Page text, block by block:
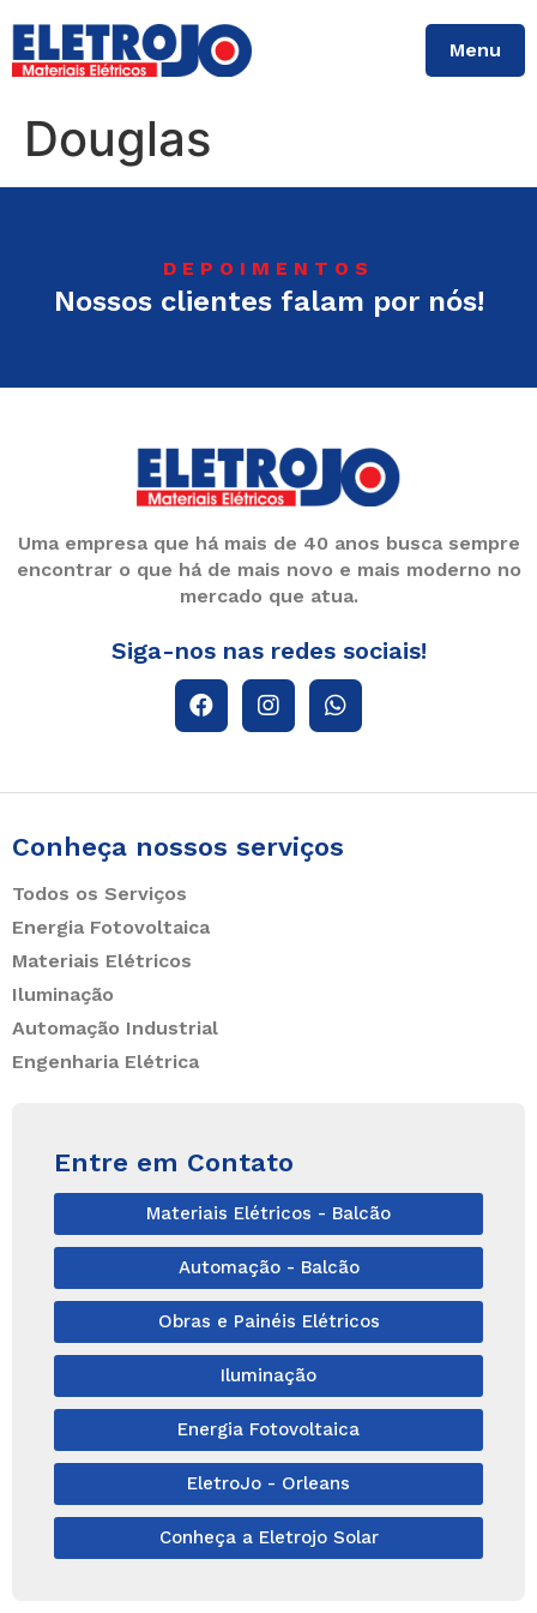
Menu
Douglas
DEPOIMENTOS
Nossos clientes falam por nós!
Uma empresa que há mais de 40 anos busca sempre
encontrar o que há de mais novo e mais moderno no
mercado que atua.
Siga-nos nas redes sociais!
Conheça nossos serviços
Todos os Serviços
Energia Fotovoltaica
Materiais Elétricos
Iluminação
Automação Industrial
Engenharia Elétrica
Entre em Contato
Materiais Elétricos - Balcão
Automação - Balcão
Obras e Painéis Elétricos
Iluminação
Energia Fotovoltaica
EletroJo - Orleans
Conheça a Eletrojo Solar